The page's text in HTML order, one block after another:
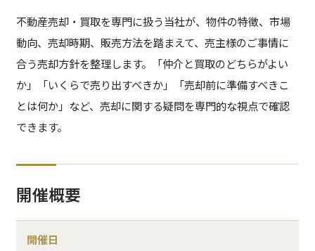
不動産売却・買取を専門に扱う当社が、物件の特徴、市場
動向、売却時期、販売方法を踏まえて、売主様のご事情に
合う売却方針を整理します。「仲介と買取のどちらがよい
か」「いくらで売り出すべきか」「売却前に準備すべきこ
とは何か」など、売却に関する疑問を専門的な視点で確認
できます。
開催概要
開催日